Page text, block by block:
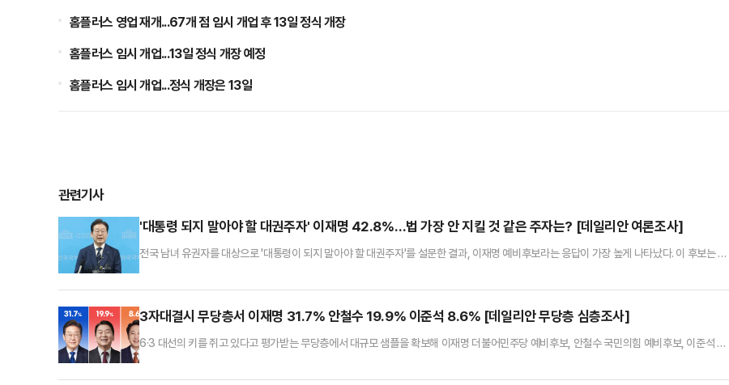
홈플러스 영업 재개...67개 점 임시 개업 후 13일 정식 개장
홈플러스 임시 개업...13일 정식 개장 예정
홈플러스 임시 개업...정식 개장은 13일
관련기사
'대통령 되지 말아야 할 대권주자' 이재명 42.8%…법 가장 안 지킬 것 같은 주자는? [데일리안 여론조사]
전국 남녀 유권자를 대상으로 '대통령이 되지 말아야 할 대권주자'를 설문한 결과, 이재명 예비후보라는 응답이 가장 높게 나타났다. 이 후보는 해
정㈜에 의뢰해 지난 14~15일 100% 무선 RDD ARS 방식으로 '다음 정치인들 중 대통령이 되지 말아야 할 사람은 누구라고 생각하느냐'고 질
3자대결시 무당층서 이재명 31.7% 안철수 19.9% 이준석 8.6% [데일리안 무당층 심층조사]
6·3 대선의 키를 쥐고 있다고 평가받는 무당층에서 대규모 샘플을 확보해 이재명 더불어민주당 예비후보, 안철수 국민의힘 예비후보, 이준석 개
조사 전문기관 여론조사공정㈜에 의뢰해 지난 15일부터 16일까지 이틀간 무선 100% ARS 방식을 통해 "지지 정당이 없다"거나 "모르겠다"는